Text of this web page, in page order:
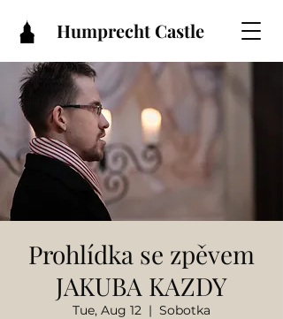
Humprecht Castle
Prohlídka se zpěvem
JAKUBA KAZDY
Tue, Aug 12
  |
Sobotka